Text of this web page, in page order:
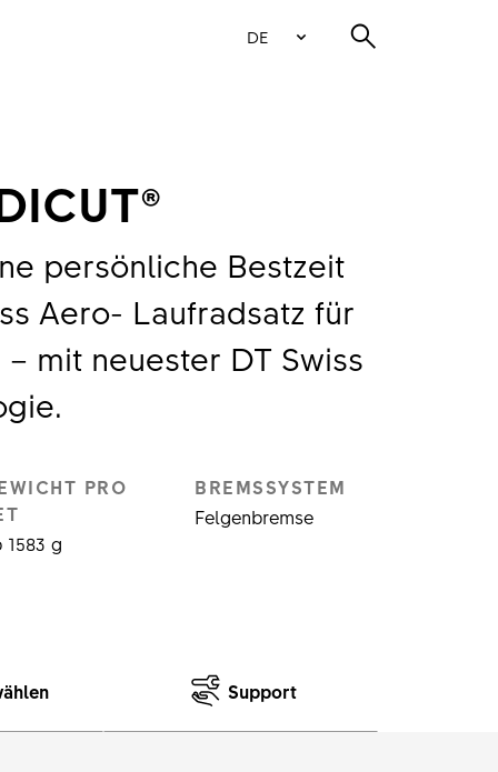
DE
persönliche Bestzeit
Aero- Laufradsatz für
mit neuester DT Swiss
PRO
1583 g
BREMSSYSTEM
Felgenbremse
Support